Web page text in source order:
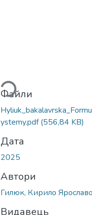
Вантажиться...
Файли
ystemy.pdf(556,84 KB)
Дата
2025
Автори
Гилюк, Кирило
Видавець